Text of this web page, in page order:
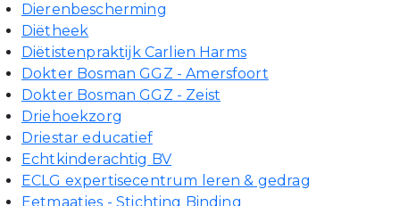
Dierenbescherming
Diëtheek
Diëtistenpraktijk Carlien Harms
Dokter Bosman GGZ - Amersfoort
Dokter Bosman GGZ - Zeist
Driehoekzorg
Driestar educatief
Echtkinderachtig BV
ECLG expertisecentrum leren & gedrag
Eetmaatjes - Stichting Binding